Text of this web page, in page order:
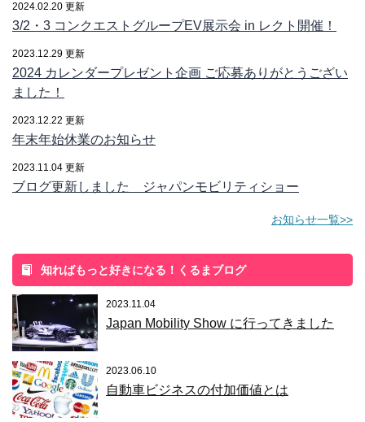
2024.02.20 更新
3/2・3 コンクエストグループEV展示会 in レクト開催！
2023.12.29 更新
2024 カレンダープレゼント企画 ご応募ありがとうござい
ました！
2023.12.22 更新
年末年始休業のお知らせ
2023.11.04 更新
ブログ更新しました ジャパンモビリティショー
お知らせ一覧>>
知ればもっと好きになる！くるまブログ
2023.11.04
Japan Mobility Show に行ってきました
2023.06.10
自動車ビジネスの付加価値とは